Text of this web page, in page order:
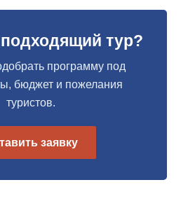
тур?
программу под
бюджет и пожелания
туристов.
заявку